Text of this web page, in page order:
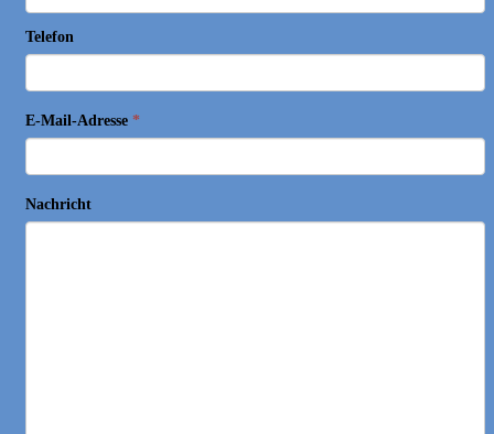
Telefon
E-Mail-Adresse *
Nachricht